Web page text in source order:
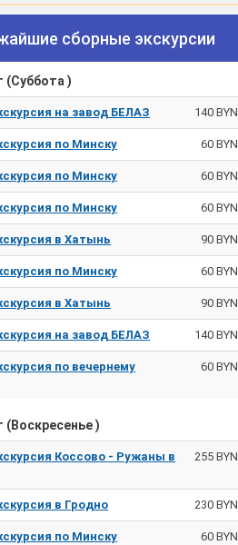
сборные экскурсии
(Суббота )
на завод БЕЛАЗ 140 BYN
по Минску 60 BYN
по Минску 60 BYN
по Минску 60 BYN
в Хатынь 90 BYN
по Минску 60 BYN
в Хатынь 90 BYN
на завод БЕЛАЗ 140 BYN
по вечернему
60 BYN
(Воскресенье )
Коссово - Ружаны в
255 BYN
в Гродно 230 BYN
по Минску 60 BYN